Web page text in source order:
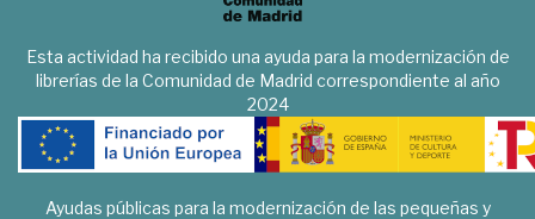
Esta actividad ha recibido una ayuda para la modernización de
librerías de la Comunidad de Madrid correspondiente al año
2024
Ayudas públicas para la modernización de las pequeñas y